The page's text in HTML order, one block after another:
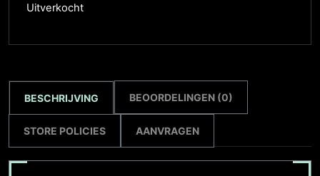
Uitverkocht
BESCHRIJVING BEOORDELINGEN (0)
STORE POLICIES AANVRAGEN